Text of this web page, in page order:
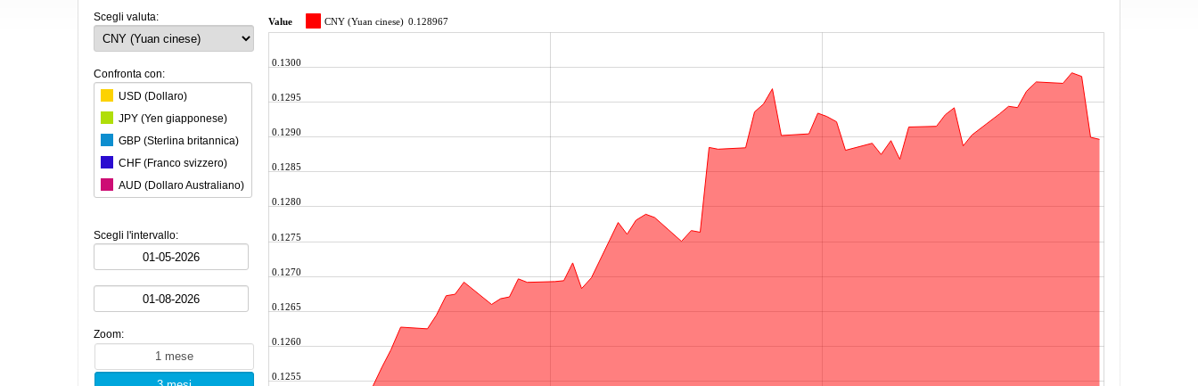
Scegli valuta:
Confronta con:
USD (Dollaro)
JPY (Yen giapponese)
GBP (Sterlina britannica)
CHF (Franco svizzero)
AUD (Dollaro Australiano)
KRW (Won sudcoreano)
BRL (Real brasiliano)
MXN (Peso messicano)
SGD (Dollaro di Singapore)
SEK (Corona svedese)
Scegli l'intervallo:
Zoom:
Value CNY (Yuan cinese) 0.128967
0.1255
0.1260
0.1265
0.1270
0.1275
0.1280
0.1285
0.1290
0.1295
0.1300